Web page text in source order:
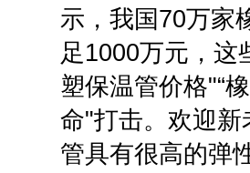
示，我国70万家
足1000万元，这
塑保温管价格"“
命"打击。欢迎
管具有很高的弹